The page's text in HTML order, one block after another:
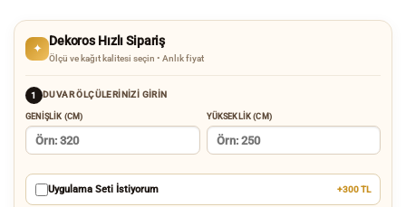
✦
Dekoros Hızlı Sipariş
Ölçü ve kağıt kalitesi seçin • Anlık fiyat
1 DUVAR ÖLÇÜLERINIZI GIRIN
GENIŞLIK (CM) YÜKSEKLIK (CM)
Uygulama Seti İstiyorum +300 TL